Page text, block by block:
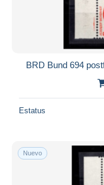
BRD Bund 694
Estatus
Nuevo